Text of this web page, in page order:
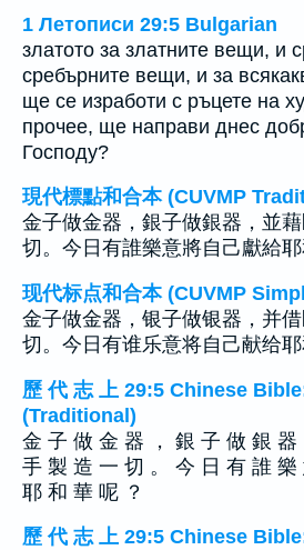
1 Летописи 29:5 Bulgarian
златото за златните вещи, и
сребърните вещи, и за
ще се изработи с ръцете на
прочее, ще направи днес
Господу?
現代標點和合本 (CUVMP
金子做金器，銀子做銀器，並
切。今日有誰樂意將自己獻給耶
现代标点和合本 (CUVMP
金子做金器，银子做银器，并
切。今日有谁乐意将自己献给
歷 代 志 上 29:5 Chinese
(Traditional)
金 子 做 金 器 ， 銀 子 做 銀 器
手 製 造 一 切 。 今 日 有 誰
耶 和 華 呢 ？
歷 代 志 上 29:5 Chinese